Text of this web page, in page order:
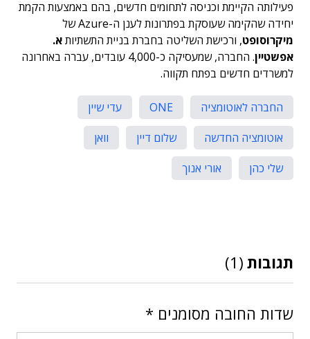
פעילותה הקיימת וכניסה לתחומים חדשים, בהם באמצעות הקמת
יחידה שהקימה שעוסקת בפתרונות לענן ה-Azure של
מיקרוסופט, ורכישת השליטה בחברת בניית התשתיותא.
אפשטיין
. החברה, שמעסיקה כ-4,000 עובדים, עברה באחרונה
למשרדים חדשים בפתח תקווה.
החברה לאוטומציה ONE
עדי שיין
אוטומציה החדשה
שלום דיין
וואן
שלי כהן
אורי אנוך
תגובות (1)
שדות החובה מסומנים *